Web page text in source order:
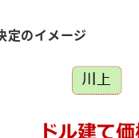
定のイメージ